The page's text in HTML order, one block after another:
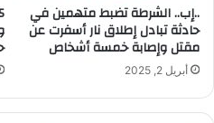
..إب.. الشرطة تضبط متهمين في
حادثة تبادل إطلاق نار أسفرت عن
مقتل وإصابة خمسة أشخاص
أبريل 2, 2025